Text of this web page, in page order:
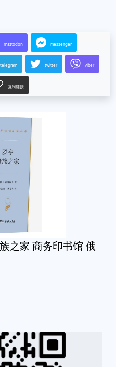
mastodon messenger
telegram twitter viber
复制链接
之家 商务印书馆 俄